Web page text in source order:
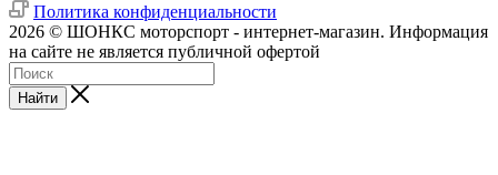
Политика конфиденциальности
2026 © ШОНКС моторспорт - интернет-магазин. Информация
на сайте не является публичной офертой
Найти